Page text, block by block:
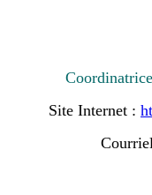
Site Internet :